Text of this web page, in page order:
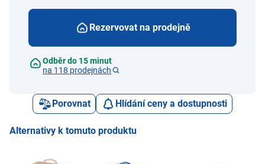
Rezervovat na prodejně
Odběr do 15 minut
na 118 prodejnách
Porovnat Hlídání ceny a dostupnosti
Alternativy k tomuto produktu